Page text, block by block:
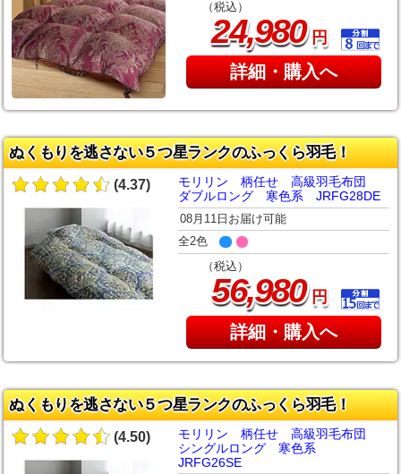
（税込）
24,980円
詳細・購入へ
ぬくもりを逃さない５つ星ランクのふっくら羽毛！
(4.37)
モリリン 柄任せ 高級羽毛布団
ダブルロング 寒色系 JRFG28DE
08月11日お届け可能
全2色
（税込）
56,980円
詳細・購入へ
ぬくもりを逃さない５つ星ランクのふっくら羽毛！
(4.50)
モリリン 柄任せ 高級羽毛布団
シングルロング 寒色系
JRFG26SE